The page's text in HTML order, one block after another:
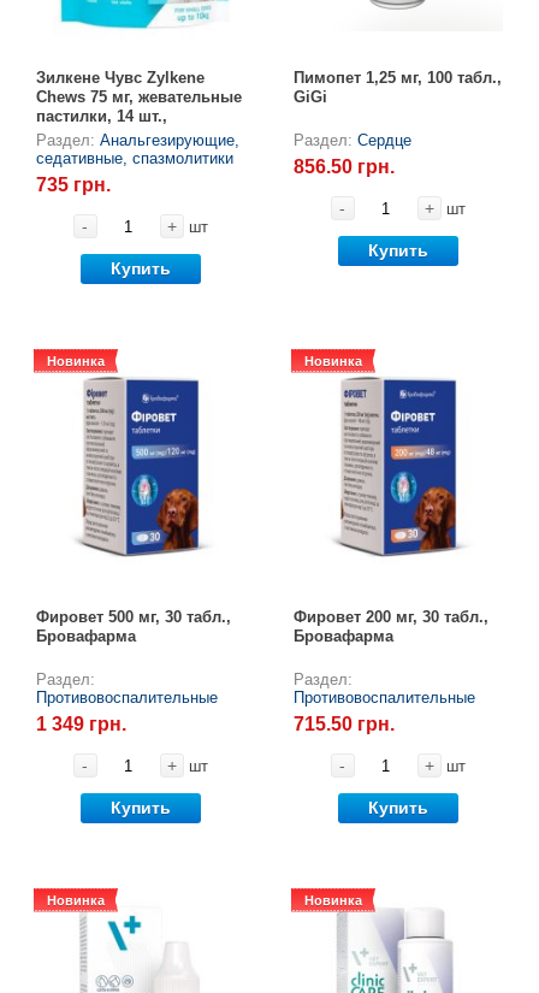
Зилкене Чувс Zylkene
Chews 75 мг, жевательные
пастилки, 14 шт.,
Vetoquinol
Раздел:Анальгезирующие,
седативные, спазмолитики
735 грн.
- + шт
Купить
Пимопет 1,25 мг, 100 табл.,
GiGi
Раздел:Сердце
856.50 грн.
- + шт
Купить
Новинка
Новинка
Фировет 500 мг, 30 табл.,
Бровафарма
Раздел:
Противовоспалительные
1 349 грн.
- + шт
Купить
Новинка
Новинка
Фировет 200 мг, 30 табл.,
Бровафарма
Раздел:
Противовоспалительные
715.50 грн.
- + шт
Купить
Новинка
Новинка Новинка
Новинка